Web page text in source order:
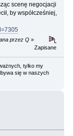
scenę negocjacji
by współcześniej,
przez Q »
Zapisane
tylko my
się w naszych